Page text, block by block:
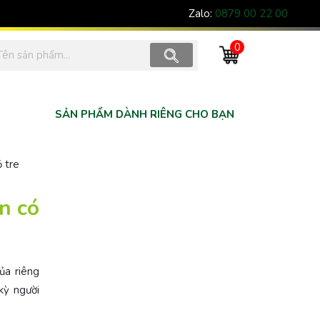
tre
có
riêng
người
SẢN PHẨM DÀNH RIÊNG CHO BẠN
Zalo: 0879 00 22 00
0